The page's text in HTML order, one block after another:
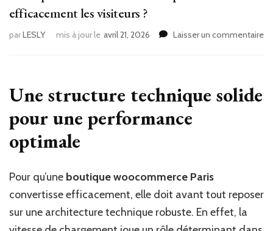
efficacement les visiteurs ?
parLESLY mis à jour le avril 21, 2026 Laisser un commentaire
Une structure technique solide
pour une performance
optimale
Pour qu’une boutique woocommerce Paris
convertisse efficacement, elle doit avant tout reposer
sur une architecture technique robuste. En effet, la